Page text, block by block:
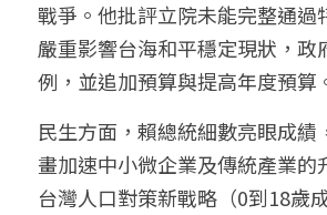
戰爭。他批評立院未能完整通過
嚴重影響台海和平穩定現狀，政
例，並追加預算與提高年度預算
民生方面，賴總統細數亮眼成績
畫加速中小微企業及傳統產業的
台灣人口對策新戰略（0到18歲